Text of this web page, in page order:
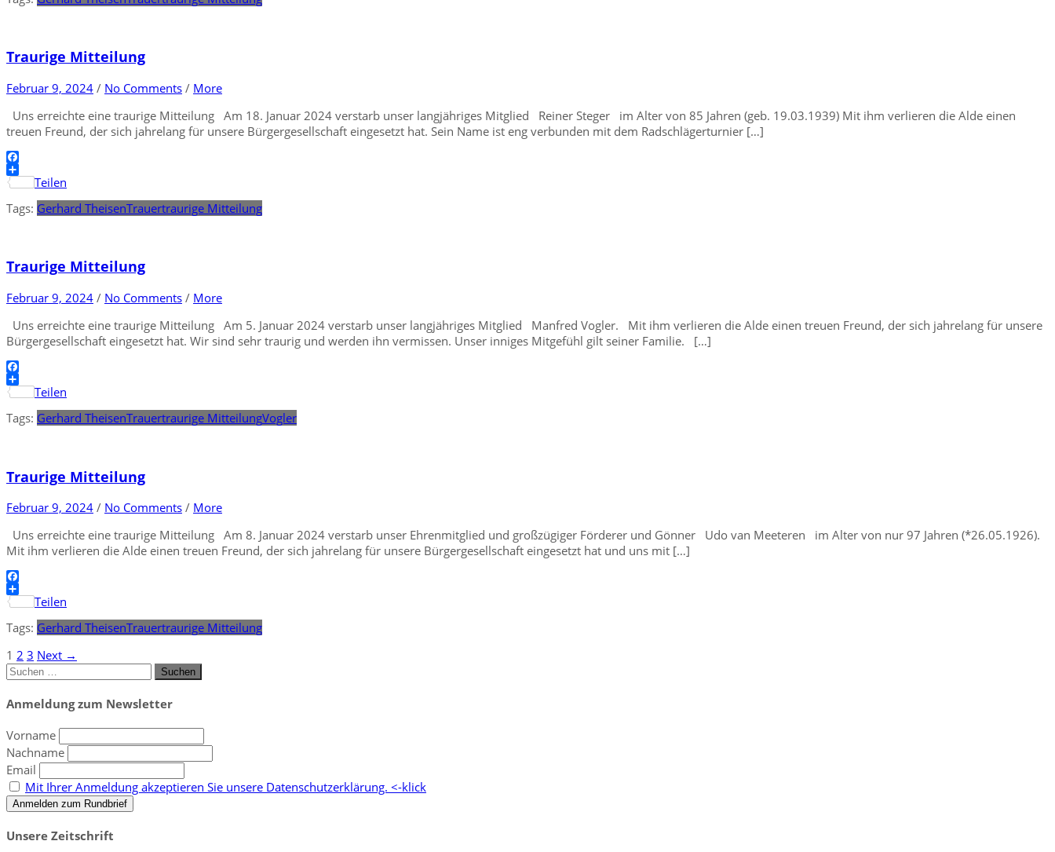
Traurige Mitteilung
Februar 9, 2024 / No Comments / More
Uns erreichte eine traurige Mitteilung Am 18. Januar 2024 verstarb unser langjähriges Mitglied Reiner Steger im Alter von 85 Jahren (geb. 19.03.1939) Mit ihm verlieren die Alde einen
treuen Freund, der sich jahrelang für unsere Bürgergesellschaft eingesetzt hat. Sein Name ist eng verbunden mit dem Radschlägerturnier […]
Facebook
Teilen
Tags: Gerhard TheisenTrauertraurige Mitteilung
Traurige Mitteilung
Februar 9, 2024 / No Comments / More
Uns erreichte eine traurige Mitteilung Am 5. Januar 2024 verstarb unser langjähriges Mitglied Manfred Vogler. Mit ihm verlieren die Alde einen treuen Freund, der sich jahrelang für unsere
Bürgergesellschaft eingesetzt hat. Wir sind sehr traurig und werden ihn vermissen. Unser inniges Mitgefühl gilt seiner Familie. […]
Facebook
Teilen
Tags: Gerhard TheisenTrauertraurige MitteilungVogler
Traurige Mitteilung
Februar 9, 2024 / No Comments / More
Uns erreichte eine traurige Mitteilung Am 8. Januar 2024 verstarb unser Ehrenmitglied und großzügiger Förderer und Gönner Udo van Meeteren im Alter von nur 97 Jahren (*26.05.1926).
Mit ihm verlieren die Alde einen treuen Freund, der sich jahrelang für unsere Bürgergesellschaft eingesetzt hat und uns mit […]
Facebook
Teilen
Tags: Gerhard TheisenTrauertraurige Mitteilung
1 2 3 Next →
Suchen
Anmeldung zum Newsletter
Vorname
Nachname
Email
Mit Ihrer Anmeldung akzeptieren Sie unsere Datenschutzerklärung. <-klick
Unsere Zeitschrift